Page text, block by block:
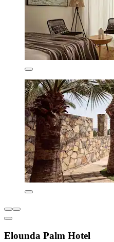
Elounda Palm Hotel